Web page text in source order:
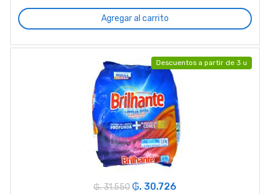
Agregar al carrito
Descuentos a partir de 3 u
₲. 31.550 ₲. 30.726